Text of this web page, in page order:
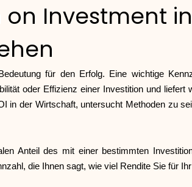
on Investment
für den Erfolg. Eine wichtige
oder Effizienz einer Investition und liefert
der Wirtschaft, untersucht Methoden zu
Anteil des mit einer bestimmten
die Ihnen sagt, wie viel Rendite Sie für